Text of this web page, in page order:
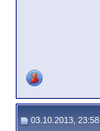
03.10.2013, 23:58